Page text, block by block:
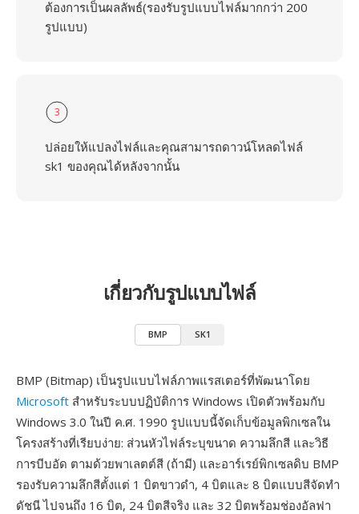
ต้องการเป็นผลลัพธ์(รองรับรูปแบบไฟล์มากกว่า 200
รูปแบบ)
3
ปล่อยให้แปลงไฟล์และคุณสามารถดาวน์โหลดไฟล์
sk1 ของคุณได้หลังจากนั้น
เกี่ยวกับรูปแบบไฟล์
BMP SK1
BMP (Bitmap) เป็นรูปแบบไฟล์ภาพแรสเตอร์ที่พัฒนาโดย
Microsoft สำหรับระบบปฏิบัติการ Windows เปิดตัวพร้อมกับ
Windows 3.0 ในปี ค.ศ. 1990 รูปแบบนี้จัดเก็บข้อมูลพิกเซลใน
โครงสร้างที่เรียบง่าย: ส่วนหัวไฟล์ระบุขนาด ความลึกสี และวิธี
การบีบอัด ตามด้วยพาเลตต์สี (ถ้ามี) และอาร์เรย์พิกเซลดิบ BMP
รองรับความลึกสีตั้งแต่ 1 บิตขาวดำ, 4 บิตและ 8 บิตแบบสีจัดทำ
ดัชนี ไปจนถึง 16 บิต, 24 บิตสีจริง และ 32 บิตพร้อมช่องอัลฟา